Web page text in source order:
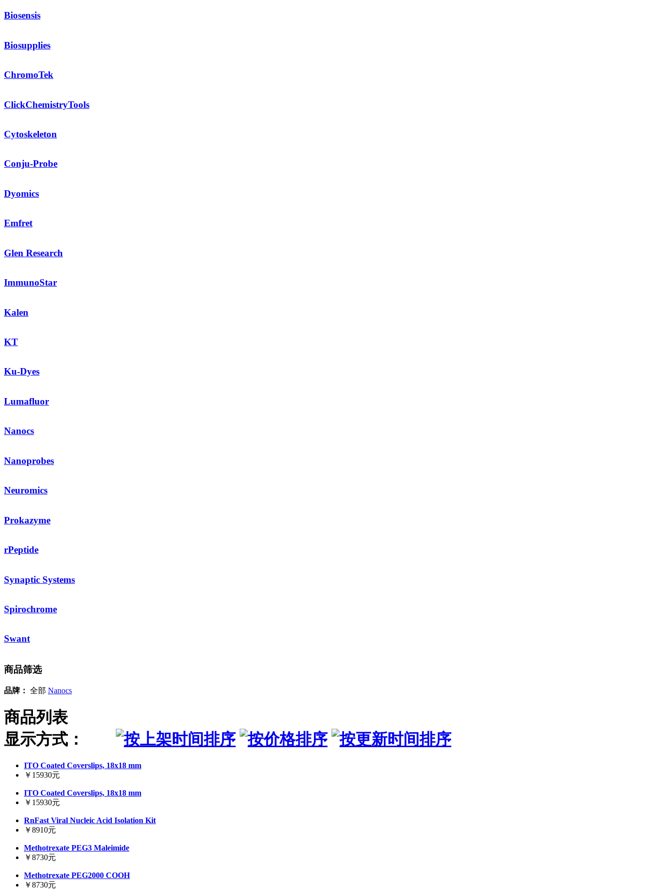
Biosensis
Biosupplies
ChromoTek
ClickChemistryTools
Cytoskeleton
Conju-Probe
Dyomics
Emfret
Glen Research
ImmunoStar
Kalen
KT
Ku-Dyes
Lumafluor
Nanocs
Nanoprobes
Neuromics
Prokazyme
rPeptide
Synaptic Systems
Spirochrome
Swant
商品筛选
品牌： 全部 Nanocs
商品列表
显示方式：
ITO Coated Coverslips, 18x18 mm
￥15930元
ITO Coated Coverslips, 18x18 mm
￥15930元
RnFast Viral Nucleic Acid Isolation Kit
￥8910元
Methotrexate PEG3 Maleimide
￥8730元
Methotrexate PEG2000 COOH
￥8730元